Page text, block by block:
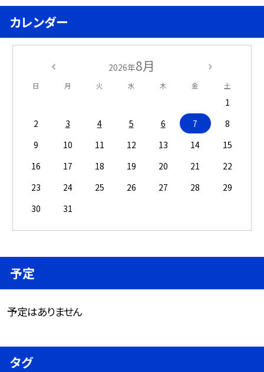
カレンダー
2026年8月
日 月 火 水 木 金 土
1
2
3 4 5 6 7
8
9
10 11 12 13 14
15
16
17 18 19 20 21
22
23
24 25 26 27 28
29
30
31
予定
予定はありません
タグ